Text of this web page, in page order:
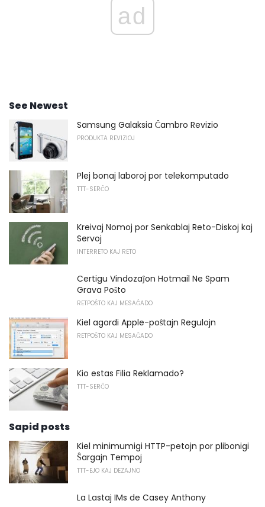
ad
See Newest
Samsung Galaksia Ĉambro Revizio
PRODUKTA REVIZIOJ
Plej bonaj laboroj por telekomputado
TTT-SERĈO
Kreivaj Nomoj por Senkablaj Reto-Diskoj kaj
Servoj
INTERRETO KAJ RETO
Certigu Vindozaĵon Hotmail Ne Spam
Grava Poŝto
RETPOŜTO KAJ MESAĜADO
Kiel agordi Apple-poŝtajn Regulojn
RETPOŜTO KAJ MESAĜADO
Kio estas Filia Reklamado?
TTT-SERĈO
Sapid posts
Kiel minimumigi HTTP-petojn por plibonigi
Ŝargajn Tempoj
TTT-EJO KAJ DEZAJNO
La Lastaj IMs de Casey Anthony